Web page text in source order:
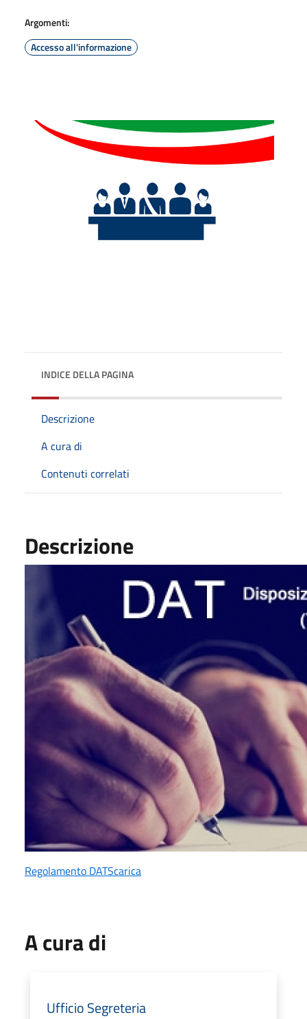
Argomenti:
Accesso all'informazione
INDICE DELLA PAGINA
Descrizione
A cura di
Contenuti correlati
Descrizione
Regolamento DATScarica
A cura di
Ufficio Segreteria